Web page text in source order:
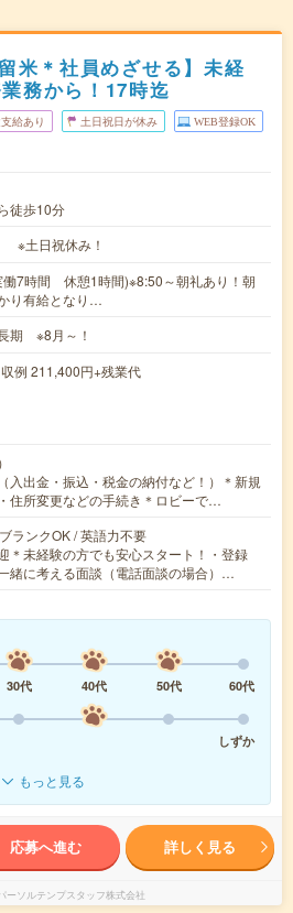
米＊社員めざせる】未経
務から！17時迄
給あり 土日祝日が休み WEB登録OK
徒歩10分
※土日祝休み！
7時間 休憩1時間)※8:50～朝礼あり！朝
り有給となり…
期 ※8月～！
例 211,400円+残業代
入出金・振込・税金の納付など！）＊新規
住所変更などの手続き＊ロビーで…
ランクOK / 英語力不要
＊未経験の方でも安心スタート！・登録
緒に考える面談（電話面談の場合）…
30代 40代 50代
60代
しずか
もっと見る
応募へ進む 詳しく見る
ーソルテンプスタッフ株式会社